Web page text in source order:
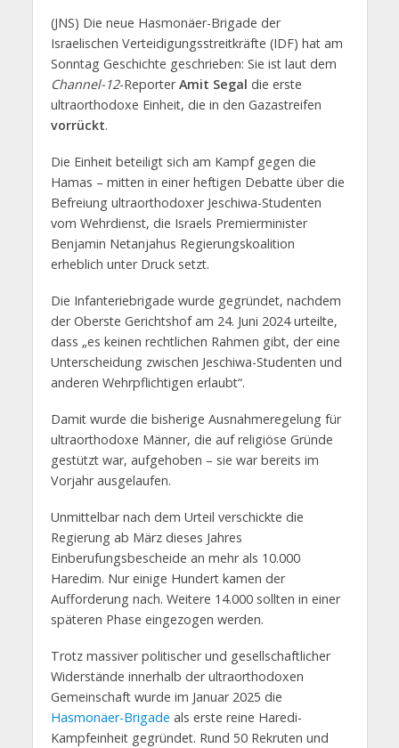
(JNS) Die neue Hasmonäer-Brigade der
Israelischen Verteidigungsstreitkräfte (IDF) hat am
Sonntag Geschichte geschrieben: Sie ist laut dem
Channel-12-ReporterAmit Segal die erste
ultraorthodoxe Einheit, die in den Gazastreifen
vorrückt.
Die Einheit beteiligt sich am Kampf gegen die
Hamas – mitten in einer heftigen Debatte über die
Befreiung ultraorthodoxer Jeschiwa-Studenten
vom Wehrdienst, die Israels Premierminister
Benjamin Netanjahus Regierungskoalition
erheblich unter Druck setzt.
Die Infanteriebrigade wurde gegründet, nachdem
der Oberste Gerichtshof am 24. Juni 2024 urteilte,
dass „es keinen rechtlichen Rahmen gibt, der eine
Unterscheidung zwischen Jeschiwa-Studenten und
anderen Wehrpflichtigen erlaubt“.
Damit wurde die bisherige Ausnahmeregelung für
ultraorthodoxe Männer, die auf religiöse Gründe
gestützt war, aufgehoben – sie war bereits im
Vorjahr ausgelaufen.
Unmittelbar nach dem Urteil verschickte die
Regierung ab März dieses Jahres
Einberufungsbescheide an mehr als 10.000
Haredim. Nur einige Hundert kamen der
Aufforderung nach. Weitere 14.000 sollten in einer
späteren Phase eingezogen werden.
Trotz massiver politischer und gesellschaftlicher
Widerstände innerhalb der ultraorthodoxen
Gemeinschaft wurde im Januar 2025 die
Hasmonäer-Brigade als erste reine Haredi-
Kampfeinheit gegründet. Rund 50 Rekruten und